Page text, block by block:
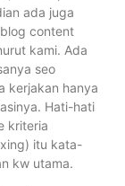
ada juga
content
kami. Ada
seo
kerjakan hanya
Hati-hati
kriteria
itu kata-
kw utama.